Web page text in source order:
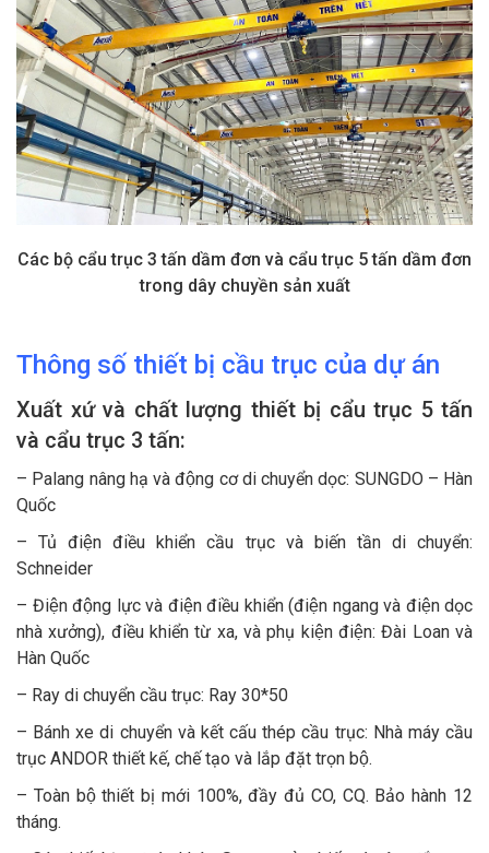
Các bộ cẩu trục 3 tấn dầm đơn và cẩu trục 5 tấn dầm đơn
trong dây chuyền sản xuất
Thông số thiết bị cầu trục của dự án
Xuất xứ và chất lượng thiết bị cẩu trục 5 tấn
và cẩu trục 3 tấn:
– Palang nâng hạ và động cơ di chuyển dọc: SUNGDO – Hàn
Quốc
– Tủ điện điều khiển cầu trục và biến tần di chuyển:
Schneider
– Điện động lực và điện điều khiển (điện ngang và điện dọc
nhà xưởng), điều khiển từ xa, và phụ kiện điện: Đài Loan và
Hàn Quốc
– Ray di chuyển cầu trục: Ray 30*50
– Bánh xe di chuyển và kết cấu thép cầu trục: Nhà máy cầu
trục ANDOR thiết kế, chế tạo và lắp đặt trọn bộ.
– Toàn bộ thiết bị mới 100%, đầy đủ CO, CQ. Bảo hành 12
tháng.